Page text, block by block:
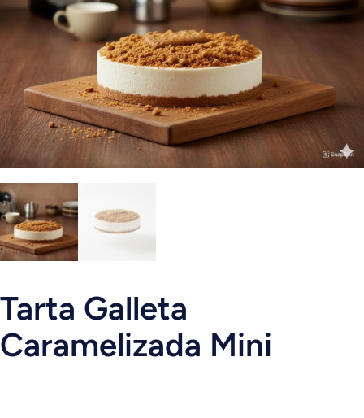
Tarta Galleta
Caramelizada Mini